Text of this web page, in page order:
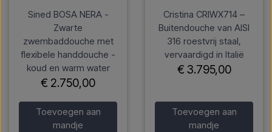
Sined BOSA NERA -
Zwarte
zwembaddouche met
flexibele handdouche -
koud en warm water
€ 2.750,00
Toevoegen aan
mandje
Cristina CRIWX714 –
Buitendouche van AISI
316 roestvrij staal,
vervaardigd in Italië
€ 3.795,00
Toevoegen aan
mandje